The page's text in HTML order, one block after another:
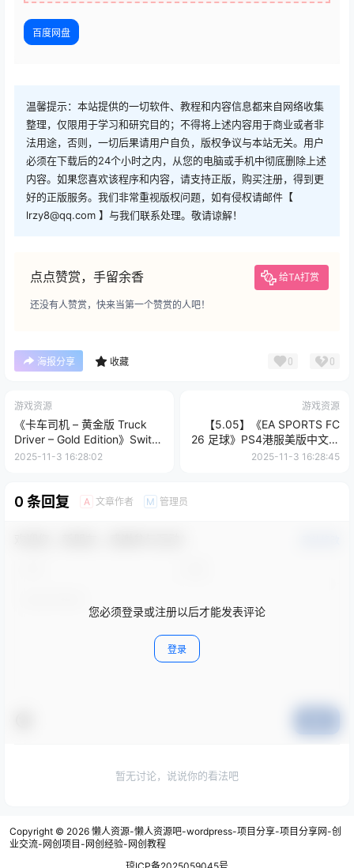
百度网盘
温馨提示：本站提供的一切软件、教程和内容信息都来自网络收集
整理，仅限用于学习和研究目的；不得将上述内容用于商业或者非
法用途，否则，一切后果请用户自负，版权争议与本站无关。用户
必须在下载后的24个小时之内，从您的电脑或手机中彻底删除上述
内容。如果您喜欢该程序和内容，请支持正版，购买注册，得到更
好的正版服务。我们非常重视版权问题，如有侵权请邮件【
lrzy8@qq.com 】与我们联系处理。敬请谅解！
点点赞赏，手留余香 给TA打赏
还没有人赞赏，快来当第一个赞赏的人吧！
海报分享 收藏 0 0
游戏资源
《卡车司机 – 黄金版 Truck
Driver – Gold Edition》Switch
日版中文XCZ下载 – 含1.0.1补
2025-11-3 16:28:02
游戏资源
【5.05】《EA SPORTS FC
26 足球》PS4港服美版中文下
载- 含1.09补丁
2025-11-3 16:28:45
0 条回复 A 文章作者 M 管理员
您必须登录或注册以后才能发表评论
登录
暂无讨论，说说你的看法吧
Copyright © 2026 懒人资源-懒人资源吧-wordpress-项目分享-项目分享网-创
业交流-网创项目-网创经验-网创教程